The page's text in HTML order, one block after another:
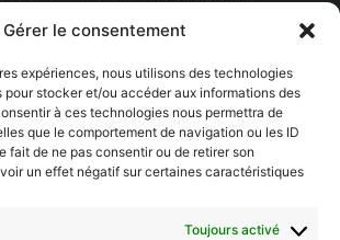
Gérer le consentement
expériences, nous utilisons des technologies
pour stocker et/ou accéder aux informations des
à ces technologies nous permettra de
que le comportement de navigation ou les ID
fait de ne pas consentir ou de retirer son
un effet négatif sur certaines caractéristiques
Toujours activé
: matin, soir ou hebdo ?